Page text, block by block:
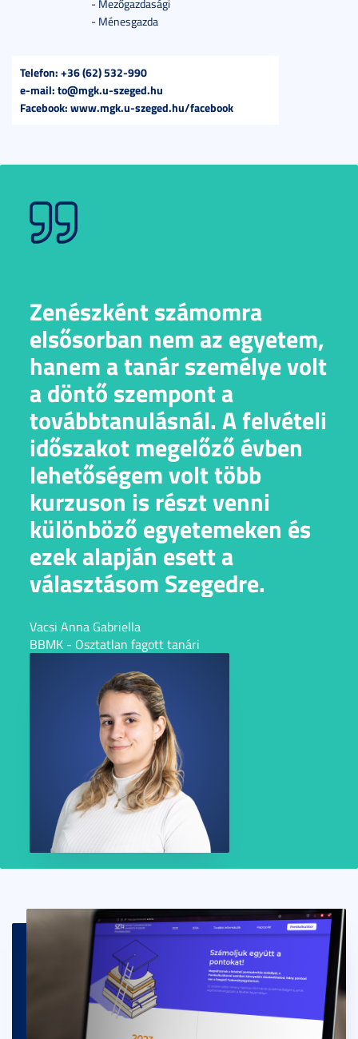
- Mezőgazdasági
- Ménesgazda
Telefon: +36 (62) 532-990
e-mail: to@mgk.u-szeged.hu
Facebook: www.mgk.u-szeged.hu/facebook
Zenészként számomra
elsősorban nem az egyetem,
hanem a tanár személye volt
a döntő szempont a
továbbtanulásnál. A felvételi
időszakot megelőző évben
lehetőségem volt több
kurzuson is részt venni
különböző egyetemeken és
ezek alapján esett a
választásom Szegedre.
Vacsi Anna Gabriella
BBMK - Osztatlan fagott tanári